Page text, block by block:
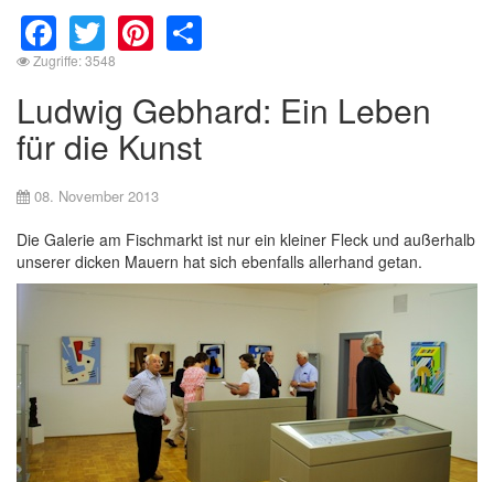
Facebook
TwitterPinterest
Zugriffe: 3548
Ludwig Gebhard: Ein Leben
für die Kunst
08. November 2013
Die Galerie am Fischmarkt ist nur ein kleiner Fleck und außerhalb
unserer dicken Mauern hat sich ebenfalls allerhand getan.